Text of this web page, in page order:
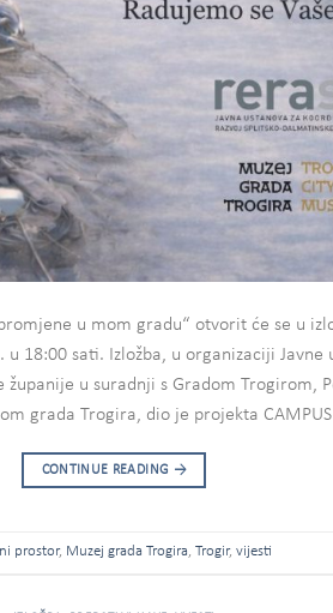
u mom gradu“ otvorit će se u
18:00 sati. Izložba, u organizaciji Javne
u suradnji s Gradom Trogirom,
grada Trogira, dio je projekta
CONTINUE READING →
prostor, Muzej grada Trogira, Trogir, vijesti